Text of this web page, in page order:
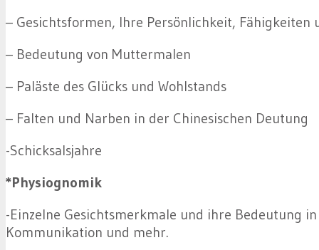
– Gesichtsformen, Ihre Persönlichkeit, Fähigkeiten
– Bedeutung von Muttermalen
– Paläste des Glücks und Wohlstands
– Falten und Narben in der Chinesischen Deutung
-Schicksalsjahre
*Physiognomik
-Einzelne Gesichtsmerkmale und ihre Bedeutung
Kommunikation und mehr.